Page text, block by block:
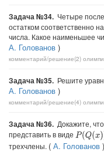
Задача №34. Четыре
остатком соответственно
числа. Какое наименьшее
А. Голованов )
комментарий/решение(2)
Задача №35. Решите
А. Голованов )
комментарий/решение(4)
Задача №36. Докажите,
представить в виде P(Q(x))+
трехчлены. ( А. Голованов )